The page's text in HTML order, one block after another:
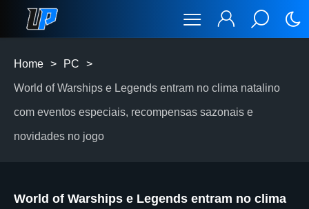
Home > PC >
World of Warships e Legends entram no clima natalino
com eventos especiais, recompensas sazonais e
novidades no jogo
World of Warships e Legends entram no clima